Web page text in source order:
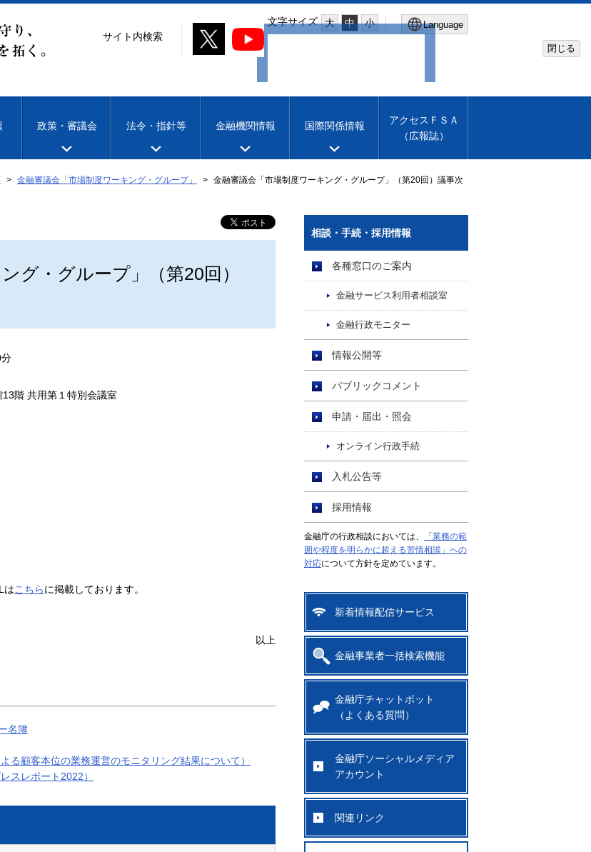
文字サイズ 大 中 小 Language
Machine translation
閉じる
サイト内検索
政策・審議会 法令・指針等 金融機関情報 国際関係情報
アクセスＦＳＡ
（広報誌）
金融審議会「市場制度ワーキング・グループ」
金融審議会「市場制度ワーキング・グループ」（第20回）議事次
グ・グループ」（第20回）
階 共用第１特別会議室
はこちらに掲載しております。
以上
名簿
る顧客本位の業務運営のモニタリング結果について）
スレポート2022）
相談・手続・採用情報
各種窓口のご案内
金融サービス利用者相談室
金融行政モニター
情報公開等
パブリックコメント
申請・届出・照会
オンライン行政手続
入札公告等
採用情報
金融庁の行政相談においては、
「業務の範
囲や程度を明らかに超える苦情相談」への
対応について方針を定めています。
新着情報配信サービス
金融事業者一括検索機能
金融庁チャットボット
（よくある質問）
金融庁ソーシャルメディア
アカウント
関連リンク